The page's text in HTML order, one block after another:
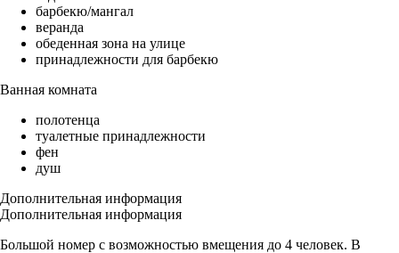
барбекю/мангал
веранда
обеденная зона на улице
принадлежности для барбекю
Ванная комната
полотенца
туалетные принадлежности
фен
душ
Дополнительная информация
Дополнительная информация
Большой номер с возможностью вмещения до 4 человек. В